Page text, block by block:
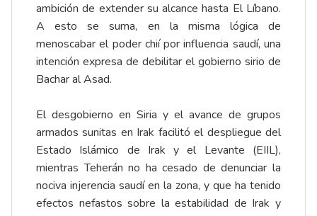
ambición de extender su alcance hasta El Líbano.
A esto se suma, en la misma lógica de
menoscabar el poder chií por influencia saudí, una
intención expresa de debilitar el gobierno sirio de
Bachar al Asad.
El desgobierno en Siria y el avance de grupos
armados sunitas en Irak facilitó el despliegue del
Estado Islámico de Irak y el Levante (EIIL),
mientras Teherán no ha cesado de denunciar la
nociva injerencia saudí en la zona, y que ha tenido
efectos nefastos sobre la estabilidad de Irak y